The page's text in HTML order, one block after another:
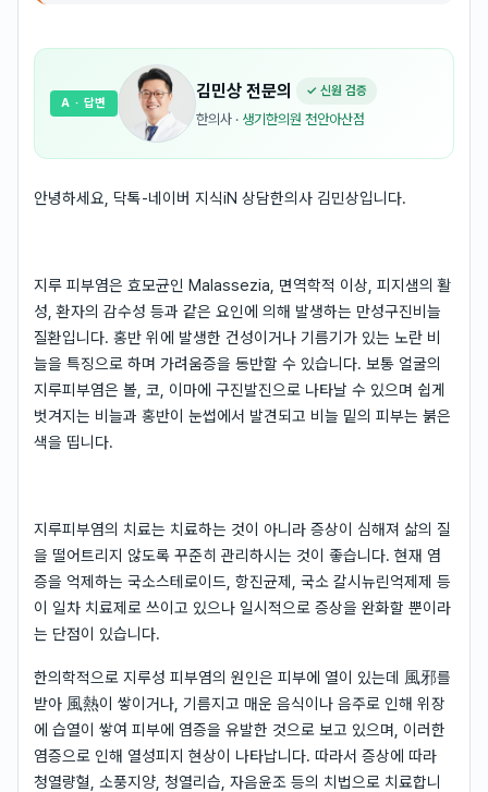
김민상 전문의 ✓ 신원 검증
한의사 · 생기한의원 천안아산점
A · 답변
안녕하세요, 닥톡-네이버 지식iN 상담한의사 김민상입니다.
지루 피부염은 효모균인 Malassezia, 면역학적 이상, 피지샘의 활
성, 환자의 감수성 등과 같은 요인에 의해 발생하는 만성구진비늘
질환입니다. 홍반 위에 발생한 건성이거나 기름기가 있는 노란 비
늘을 특징으로 하며 가려움증을 동반할 수 있습니다. 보통 얼굴의
지루피부염은 볼, 코, 이마에 구진발진으로 나타날 수 있으며 쉽게
벗겨지는 비늘과 홍반이 눈썹에서 발견되고 비늘 밑의 피부는 붉은
색을 띱니다.
지루피부염의 치료는 치료하는 것이 아니라 증상이 심해져 삶의 질
을 떨어트리지 않도록 꾸준히 관리하시는 것이 좋습니다. 현재 염
증을 억제하는 국소스테로이드, 항진균제, 국소 칼시뉴린억제제 등
이 일차 치료제로 쓰이고 있으나 일시적으로 증상을 완화할 뿐이라
는 단점이 있습니다.
한의학적으로 지루성 피부염의 원인은 피부에 열이 있는데 風邪를
받아 風熱이 쌓이거나, 기름지고 매운 음식이나 음주로 인해 위장
에 습열이 쌓여 피부에 염증을 유발한 것으로 보고 있으며, 이러한
염증으로 인해 열성피지 현상이 나타납니다. 따라서 증상에 따라
청열량혈, 소풍지양, 청열리습, 자음윤조 등의 치법으로 치료합니